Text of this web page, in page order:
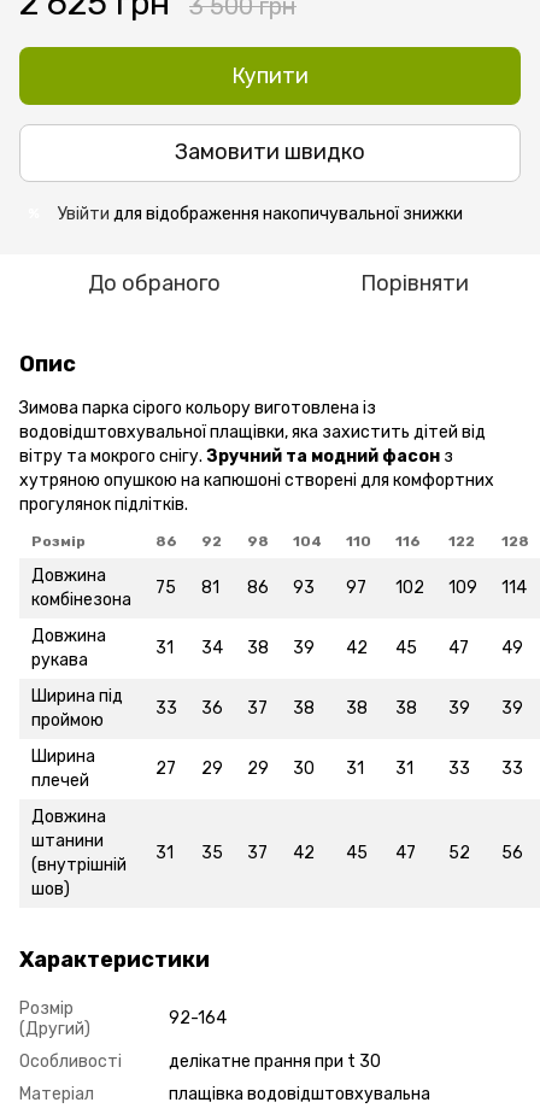
Купити
Замовити швидко
Увійти для відображення накопичувальної знижки
До обраного Порівняти
Опис
Зимова парка сірого кольору виготовлена із
водовідштовхувальної плащівки, яка захистить дітей від
вітру та мокрого снігу. Зручний та модний фасон з
хутряною опушкою на капюшоні створені для комфортних
прогулянок підлітків.
Розмір 86 92 98 104 110 116 122 128
Довжина
комбінезона
75 81 86 93 97 102 109 114
Довжина
рукава
31 34 38 39 42 45 47 49
Ширина під
проймою
33 36 37 38 38 38 39 39
Ширина
плечей
27 29 29 30 31 31 33 33
Довжина
штанини
(внутрішній
шов)
31 35 37 42 45 47 52 56
Характеристики
Розмір
(Другий)
92-164
Особливості
делікатне прання при t 30
Матеріал
плащівка водовідштовхувальна